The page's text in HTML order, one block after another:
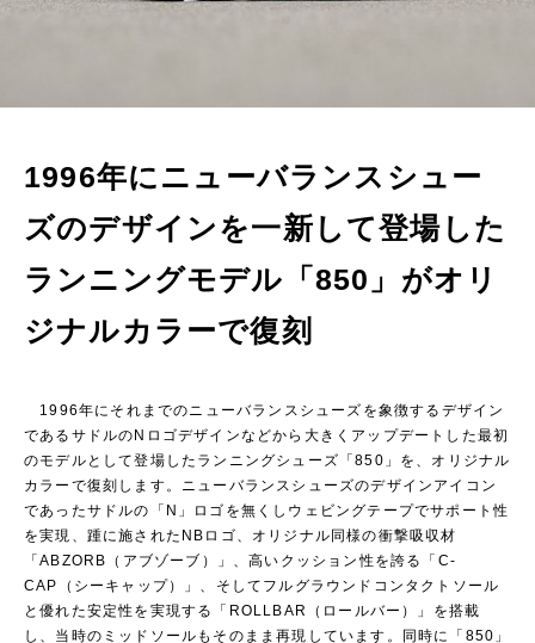
1996年にニューバランスシュー
ズのデザインを一新して登場した
ランニングモデル「850」がオリ
ジナルカラーで復刻
1996年にそれまでのニューバランスシューズを象徴するデザイン
であるサドルのNロゴデザインなどから大きくアップデートした最初
のモデルとして登場したランニングシューズ「850」を、オリジナル
カラーで復刻します。ニューバランスシューズのデザインアイコン
であったサドルの「N」ロゴを無くしウェビングテープでサポート性
を実現、踵に施されたNBロゴ、オリジナル同様の衝撃吸収材
「ABZORB（アブゾーブ）」、高いクッション性を誇る「C-
CAP（シーキャップ）」、そしてフルグラウンドコンタクトソール
と優れた安定性を実現する「ROLLBAR（ロールバー）」を搭載
し、当時のミッドソールもそのまま再現しています。同時に「850」